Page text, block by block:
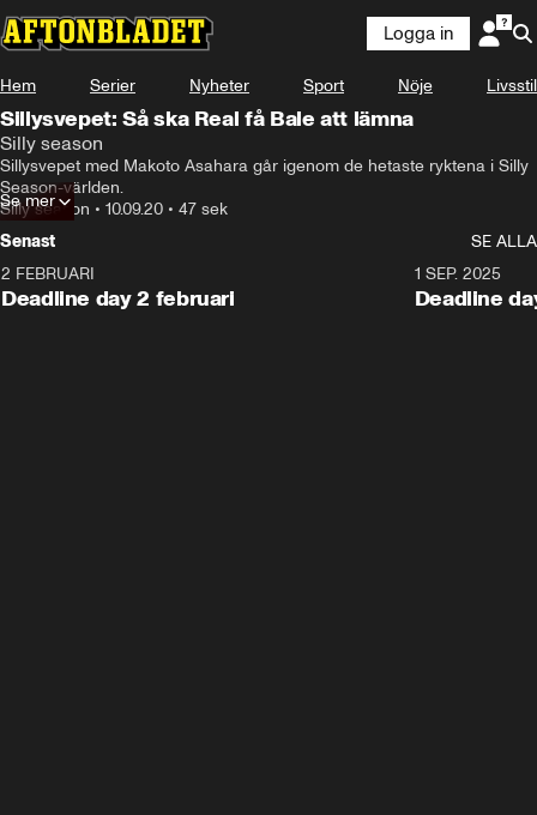
Logga in
Hem Serier Nyheter Sport Nöje Livsstil
Sillysvepet: Så ska Real få Bale att lämna
Silly season
Sillysvepet med Makoto Asahara går igenom de hetaste ryktena i Silly
Season-världen.
Silly season • 10.09.20 • 47 sek
Se mer
Senast
SE ALLA
2 FEBRUARI
Deadline day 2 februari
1 SEP. 2025
Deadline